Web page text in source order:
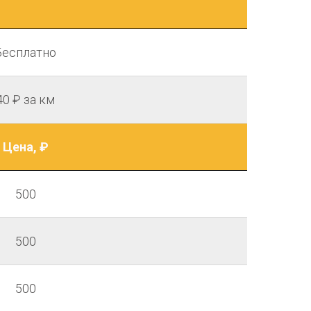
₽ за км
Цена, ₽
500
500
500